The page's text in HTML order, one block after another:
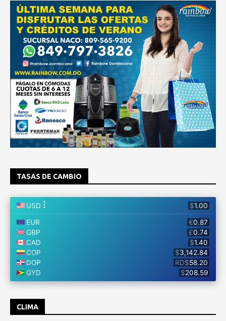
TASAS DE CAMBIO
CLIMA